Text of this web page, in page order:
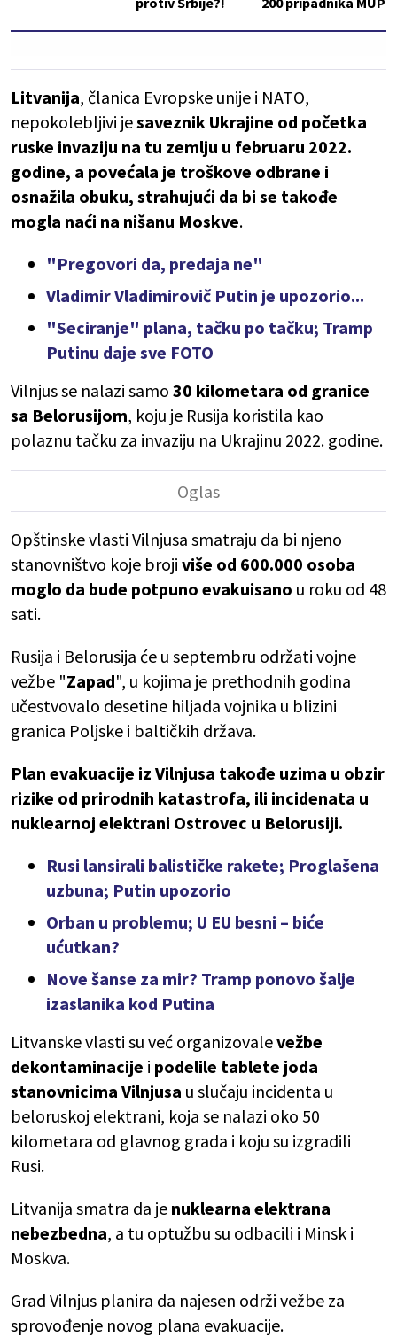
Litvanija, članica Evropske unije i NATO,
nepokolebljivi jesaveznik Ukrajine od početka
ruske invaziju na tu zemlju u februaru 2022.
godine, a povećala je troškove odbrane i
osnažila obuku, strahujući da bi se takođe
mogla naći na nišanu Moskve.
"Pregovori da, predaja ne"
Vladimir Vladimirovič Putin je upozorio...
"Seciranje" plana, tačku po tačku; Tramp
Putinu daje sve FOTO
Vilnjus se nalazi samo 30 kilometara od granice
sa Belorusijom, koju je Rusija koristila kao
polaznu tačku za invaziju na Ukrajinu 2022. godine.
Opštinske vlasti Vilnjusa smatraju da bi njeno
stanovništvo koje broji više od 600.000 osoba
moglo da bude potpuno evakuisano u roku od 48
sati.
Rusija i Belorusija će u septembru održati vojne
vežbe "Zapad", u kojima je prethodnih godina
učestvovalo desetine hiljada vojnika u blizini
granica Poljske i baltičkih država.
Plan evakuacije iz Vilnjusa takođe uzima u obzir
rizike od prirodnih katastrofa, ili incidenata u
nuklearnoj elektrani Ostrovec u Belorusiji.
Rusi lansirali balističke rakete; Proglašena
uzbuna; Putin upozorio
Orban u problemu; U EU besni – biće
ućutkan?
Nove šanse za mir? Tramp ponovo šalje
izaslanika kod Putina
Litvanske vlasti su već organizovalevežbe
dekontaminacije i podelile tablete joda
stanovnicima Vilnjusa u slučaju incidenta u
beloruskoj elektrani, koja se nalazi oko 50
kilometara od glavnog grada i koju su izgradili
Rusi.
Litvanija smatra da je nuklearna elektrana
nebezbedna, a tu optužbu su odbacili i Minsk i
Moskva.
Grad Vilnjus planira da najesen održi vežbe za
sprovođenje novog plana evakuacije.